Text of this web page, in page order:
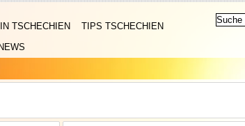
TSCHECHIEN
TIPS TSCHECHIEN